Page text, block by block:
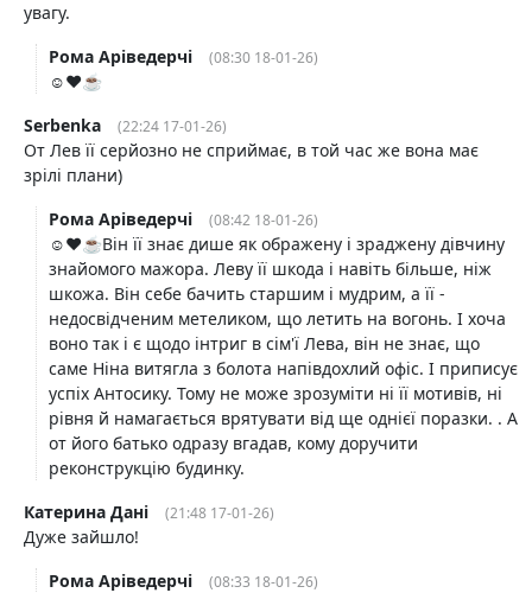
увагу.
Рома Аріведерчі
(08:30 18-01-26)
☺️❤️☕️
Serbenka
(22:24 17-01-26)
От Лев її серйозно не сприймає, в той час же вона має
зрілі плани)
Рома Аріведерчі
(08:42 18-01-26)
☺️❤️☕️Він її знає дише як ображену і зраджену дівчину
знайомого мажора. Леву її шкода і навіть більше, ніж
шкожа. Він себе бачить старшим і мудрим, а її -
недосвідченим метеликом, що летить на вогонь. І хоча
воно так і є щодо інтриг в сім'ї Лева, він не знає, що
саме Ніна витягла з болота напівдохлий офіс. І приписує
успіх Антосику. Тому не може зрозуміти ні її мотивів, ні
рівня й намагається врятувати від ще однієї поразки. . А
от його батько одразу вгадав, кому доручити
реконструкцію будинку.
Катерина Дані
(21:48 17-01-26)
Дуже зайшло!
Рома Аріведерчі
(08:33 18-01-26)